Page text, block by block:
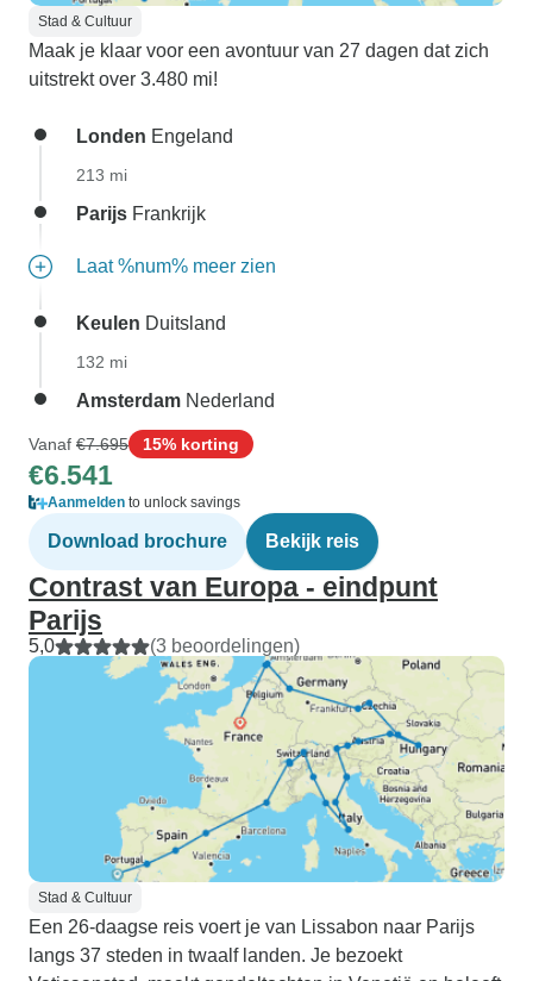
Stad & Cultuur
Maak je klaar voor een avontuur van 27 dagen dat zich
uitstrekt over 3.480 mi!
Londen Engeland
213 mi
Parijs Frankrijk
Laat %num% meer zien
Keulen Duitsland
132 mi
Amsterdam Nederland
Vanaf €7.695 15% korting
€6.541
Aanmelden to unlock savings
Download brochure Bekijk reis
Contrast van Europa - eindpunt
Parijs
5,0 (3 beoordelingen)
Stad & Cultuur
Een 26-daagse reis voert je van Lissabon naar Parijs
langs 37 steden in twaalf landen. Je bezoekt